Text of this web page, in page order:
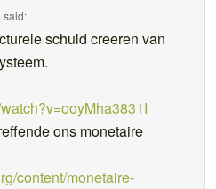
said:
schuld creeren van
ons monetaire
content/monetaire-